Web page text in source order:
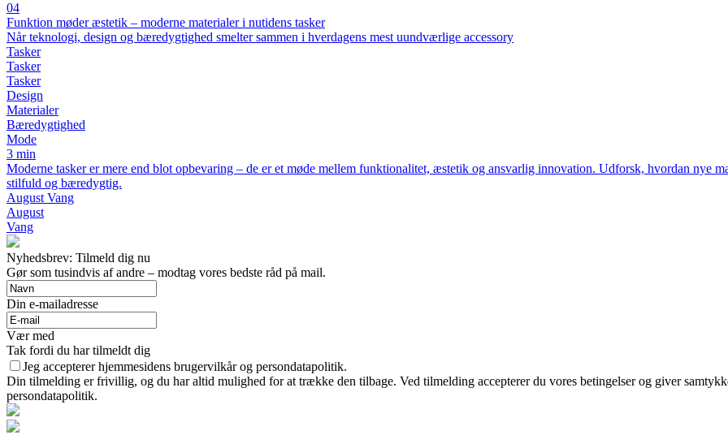
04
Funktion møder æstetik – moderne materialer i nutidens tasker
Når teknologi, design og bæredygtighed smelter sammen i hverdagens mest uundværlige accessory
Tasker
Tasker
Tasker
Design
Materialer
Bæredygtighed
Mode
3 min
Moderne tasker er mere end blot opbevaring – de er et møde mellem funktionalitet, æstetik og ansvarlig innovation. Udforsk, hvordan nye
stilfuld og bæredygtig.
August Vang
August
Vang
Nyhedsbrev: Tilmeld dig nu
Gør som tusindvis af andre – modtag vores bedste råd på mail.
Din e-mailadresse
Vær med
Tak fordi du har tilmeldt dig
Jeg accepterer hjemmesidens brugervilkår og persondatapolitik.
Din tilmelding er frivillig, og du har altid mulighed for at trække den tilbage. Ved tilmelding accepterer du vores betingelser og giver
persondatapolitik.